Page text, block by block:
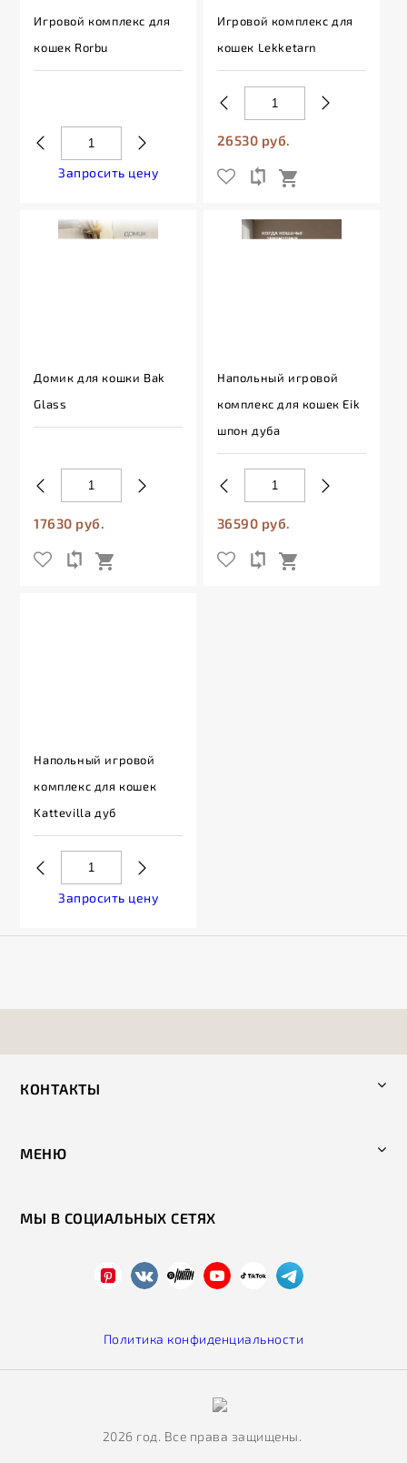
Игровой комплекс для
кошек Rorbu
Запросить цену
Игровой комплекс для
кошек Lekketarn
26530 руб.
Домик для кошки Bak
Glass
17630 руб.
Напольный игровой
комплекс для кошек Eik
шпон дуба
36590 руб.
Напольный игровой
комплекс для кошек
Kattevilla дуб
Запросить цену
КОНТАКТЫ
МЕНЮ
МЫ В СОЦИАЛЬНЫХ СЕТЯХ
Политика конфиденциальности
2026 год. Все права защищены.